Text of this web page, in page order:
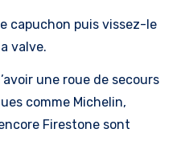
capuchon puis vissez-le
valve.
une roue de secours
comme Michelin,
Firestone sont